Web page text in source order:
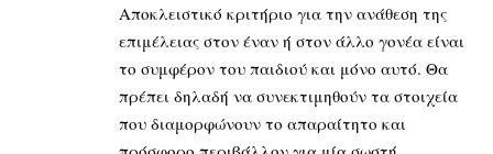
Αποκλειστικό κριτήριο για την ανάθεση της
επιμέλειας στον έναν ή στον άλλο γονέα είναι
το συμφέρον του παιδιού και μόνο αυτό. Θα
πρέπει δηλαδή να συνεκτιμηθούν τα στοιχεία
που διαμορφώνουν το απαραίτητο και